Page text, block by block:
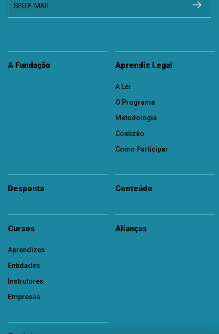
SEU E-MAIL
A Fundação Aprendiz Legal
A Lei
O Programa
Metodologia
Coalizão
Como Participar
Desponta Conteúdo
Cursos
Aprendizes
Entidades
Instrutores
Empresas
Alianças